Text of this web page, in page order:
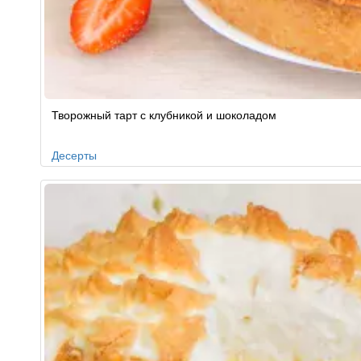
Творожный тарт с клубникой и шоколадом
Десерты